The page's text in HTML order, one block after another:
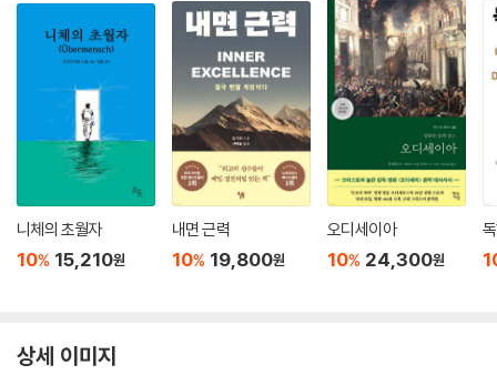
니체의 초월자
10% 15,210원
내면 근력
10% 19,800원
오디세이아
10% 24,300원
상세 이미지